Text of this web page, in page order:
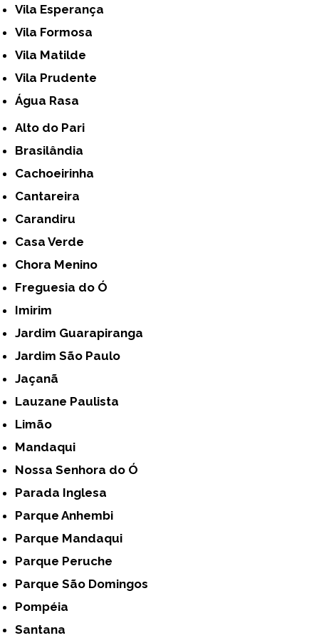
Vila Esperança
Vila Formosa
Vila Matilde
Vila Prudente
Água Rasa
Alto do Pari
Brasilândia
Cachoeirinha
Cantareira
Carandiru
Casa Verde
Chora Menino
Freguesia do Ó
Imirim
Jardim Guarapiranga
Jardim São Paulo
Jaçanã
Lauzane Paulista
Limão
Mandaqui
Nossa Senhora do Ó
Parada Inglesa
Parque Anhembi
Parque Mandaqui
Parque Peruche
Parque São Domingos
Pompéia
Santana